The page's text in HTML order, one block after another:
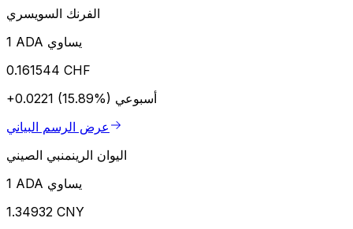
الفرنك السويسري
1 ADA يساوي
0.161544 CHF
+0.0221 (15.89%) أسبوعي
عرض الرسم البياني
اليوان الرينمنبي الصيني
1 ADA يساوي
1.34932 CNY